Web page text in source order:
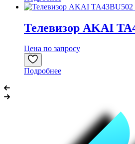
Телевизор AKAI
Цена по запросу
Подробнее